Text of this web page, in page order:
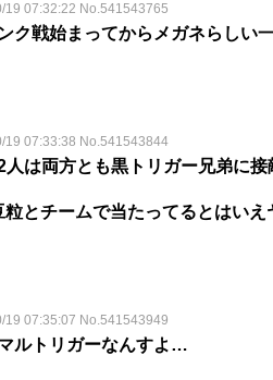
19 07:32:22 No.541543765
ク戦始まってからメガネらしい
19 07:33:38 No.541543844
人は両方とも黒トリガー兄弟に
粒とチームで当たってるとはいえ
19 07:35:07 No.541543949
ルトリガーなんすよ…